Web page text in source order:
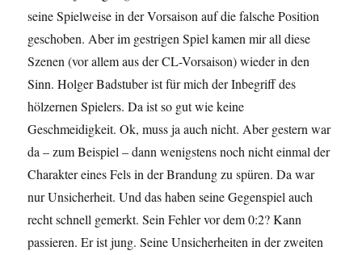
seine Spielweise in der Vorsaison auf die falsche Position
geschoben. Aber im gestrigen Spiel kamen mir all diese
Szenen (vor allem aus der CL-Vorsaison) wieder in den
Sinn. Holger Badstuber ist für mich der Inbegriff des
hölzernen Spielers. Da ist so gut wie keine
Geschmeidigkeit. Ok, muss ja auch nicht. Aber gestern war
da – zum Beispiel – dann wenigstens noch nicht einmal der
Charakter eines Fels in der Brandung zu spüren. Da war
nur Unsicherheit. Und das haben seine Gegenspiel auch
recht schnell gemerkt. Sein Fehler vor dem 0:2? Kann
passieren. Er ist jung. Seine Unsicherheiten in der zweiten